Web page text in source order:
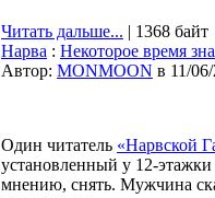
Читать дальше... | 1368 байт
Нарва : Некоторое время
Автор: MONMOON в 11/
Один читатель «Нарвской
установленный у 12-
мнению, снять. Мужчина